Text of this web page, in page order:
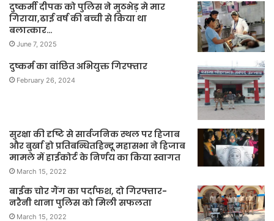
दुष्कर्मी दीपक को पुलिस ने मुठभेड़ मे मार
गिराया,ढाई वर्ष की बच्ची से किया था
बलात्कार…
June 7, 2025
दुष्कर्म का वांछित अभियुक्त गिरफ्तार
February 26, 2024
सुरक्षा की दृष्टि से सार्वजनिक स्थल पर हिजाब
और बुर्खा हो प्रतिबन्धितहिन्दू महासभा ने हिजाब
मामले में हाईकोर्ट के निर्णय का किया स्वागत
March 15, 2022
बाईक चोर गैंग का पर्दाफश, दो गिरफ्तार-
नरैनी थाना पुलिस को मिली सफलता
March 15, 2022